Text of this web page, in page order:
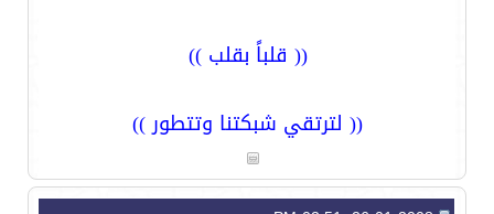
(( قلباً بقلب ))
(( لترتقي شبكتنا وتتطور ))